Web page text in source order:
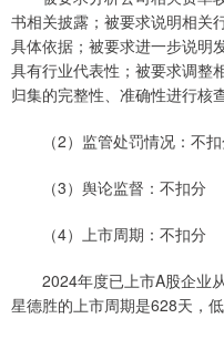
书相关披露；被要求说明相关
具体依据；被要求进一步说明
具有行业代表性；被要求调整
归集的完整性、准确性进行核查
（2）监管处罚情况：不扣
（3）舆论监督：不扣分
（4）上市周期：不扣分
2024年度已上市A股企业从
星德胜的上市周期是628天，低